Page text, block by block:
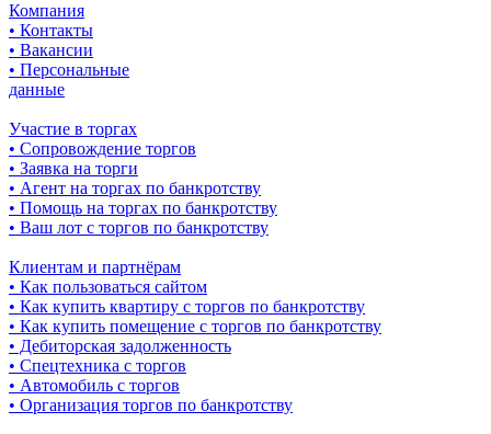
Компания
• Контакты
• Вакансии
• Персональные
данные
Участие в торгах
• Сопровождение торгов
• Заявка на торги
• Агент на торгах по банкротству
• Помощь на торгах по банкротству
• Ваш лот с торгов по банкротству
Клиентам и партнёрам
• Как пользоваться сайтом
• Как купить квартиру с торгов по банкротству
• Как купить помещение с торгов по банкротству
• Дебиторская задолженность
• Спецтехника с торгов
• Автомобиль с торгов
• Организация торгов по банкротству